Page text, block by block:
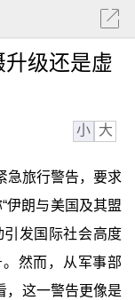
级还是虚
小 大
急旅行警告，要求
伊朗与美国及其盟
引发国际社会高度
然而，从军事部
，这一警告更像是